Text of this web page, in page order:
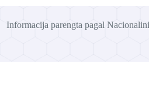
Informacija parengta pagal